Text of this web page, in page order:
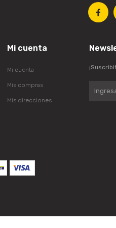

Mi cuenta
Mi cuenta
Mis compras
Mis direcciones